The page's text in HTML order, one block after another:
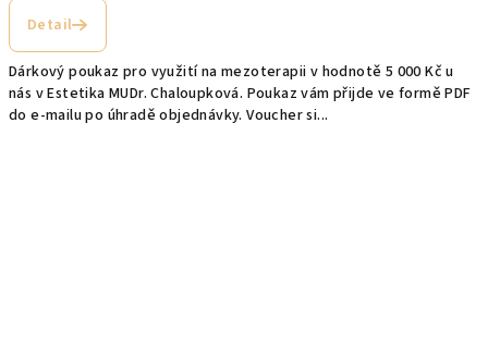
Detail
Dárkový poukaz pro využití na mezoterapii v hodnotě 5 000 Kč u
nás v Estetika MUDr. Chaloupková. Poukaz vám přijde ve formě PDF
do e-mailu po úhradě objednávky. Voucher si...